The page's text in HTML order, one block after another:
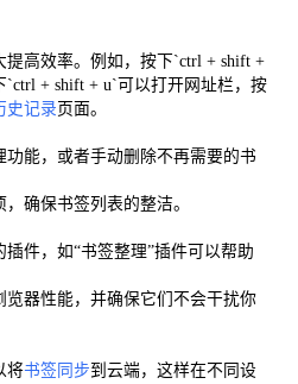
高效率。例如，按下`ctrl + shift +
+ shift + u`可以打开网址栏，按
史记录 页面。
能，或者手动删除不再需要的书
确保书签列表的整洁。
件，如“书签整理”插件可以帮助
器性能，并确保它们不会干扰你
将书签同步到云端，这样在不同设